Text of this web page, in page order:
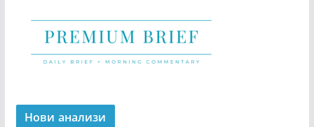
Нови анализи